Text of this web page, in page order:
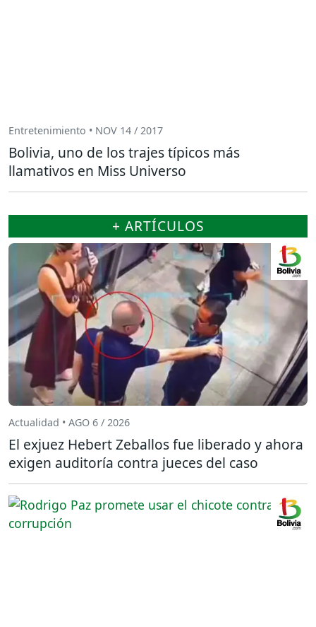
Entretenimiento • NOV 14 / 2017
Bolivia, uno de los trajes típicos más
llamativos en Miss Universo
+ ARTÍCULOS
Actualidad • AGO 6 / 2026
El exjuez Hebert Zeballos fue liberado y ahora
exigen auditoría contra jueces del caso